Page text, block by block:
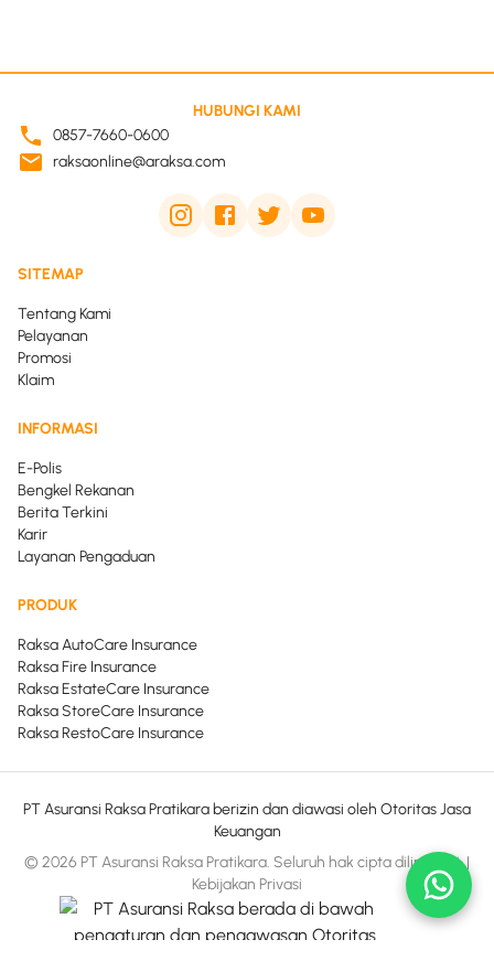
HUBUNGI KAMI
0857-7660-0600
raksaonline@araksa.com
SITEMAP
Tentang Kami
Pelayanan
Promosi
Klaim
INFORMASI
E-Polis
Bengkel Rekanan
Berita Terkini
Karir
Layanan Pengaduan
PRODUK
Raksa AutoCare Insurance
Raksa Fire Insurance
Raksa EstateCare Insurance
Raksa StoreCare Insurance
Raksa RestoCare Insurance
PT Asuransi Raksa Pratikara berizin dan diawasi oleh Otoritas Jasa
Keuangan
© 2026 PT Asuransi Raksa Pratikara. Seluruh hak cipta dilindungi.|
Kebijakan Privasi